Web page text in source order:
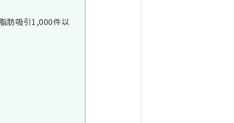
肪吸引1,000件以